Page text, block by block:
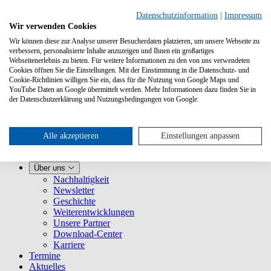
Leistungen
VLB-TIX kennenlernen
Für Vertretungen
Für Presse
Über uns
Nachhaltigkeit
Newsletter
Geschichte
Weiterentwicklungen
Unsere Partner
Download-Center
Karriere
Termine
Aktuelles
Datenschutzinformation
Impressum
Wir verwenden Cookies
Wir können diese zur Analyse unserer Besucherdaten platzieren, um unsere Webseite zu
verbessern, personalisierte Inhalte anzuzeigen und Ihnen ein großartiges
Webseitenerlebnis zu bieten. Für weitere Informationen zu den von uns verwendeten
Cookies öffnen Sie die Einstellungen. Mit der Einstimmung in die Datenschutz- und
Cookie-Richtlinien willigen Sie ein, dass für die Nutzung von Google Maps und
YouTube Daten an Google übermittelt werden. Mehr Informationen dazu finden Sie in
der Datenschutzerklärung und Nutzungsbedingungen von Google.
Alle akzeptieren Einstellungen anpassen